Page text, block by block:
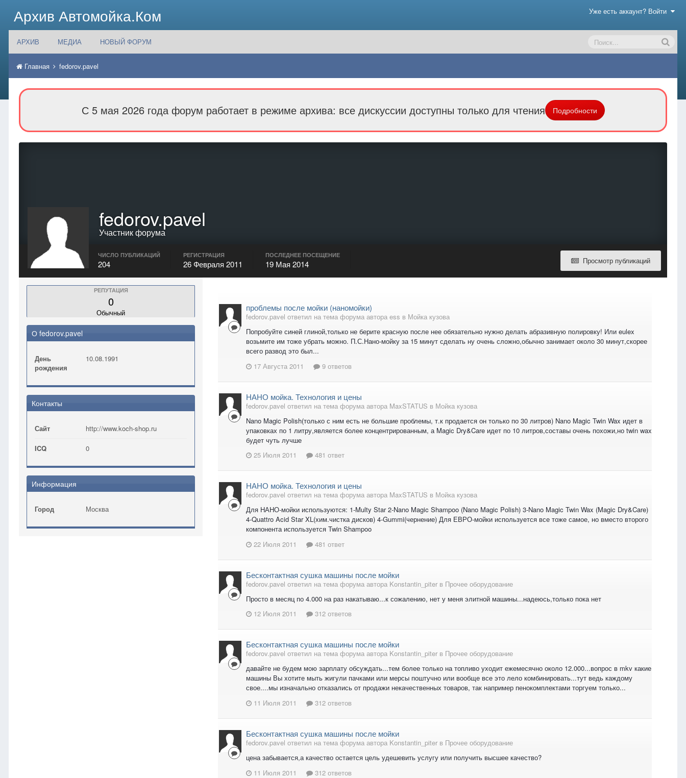
Архив Автомойка.Ком Уже есть аккаунт? Войти
АРХИВ МЕДИА НОВЫЙ ФОРУМ
Главная fedorov.pavel
С 5 мая 2026 года форум работает в режиме архива: все дискуссии доступны только для чтения Подробности
fedorov.pavel
Участник форума
Просмотр публикаций
ЧИСЛО ПУБЛИКАЦИЙ
204
РЕГИСТРАЦИЯ
26 Февраля 2011
ПОСЛЕДНЕЕ ПОСЕЩЕНИЕ
19 Мая 2014
РЕПУТАЦИЯ
0
Обычный
О fedorov.pavel
День
рождения
10.08.1991
Контакты
Сайт http://www.koch-shop.ru
ICQ 0
Информация
Город Москва
проблемы после мойки (наномойки)
fedorov.pavel ответил на тема форума автора ess в Мойка кузова
Попробуйте синей глиной,только не берите красную после нее обязательно нужно делать абразивную полировку! Или eulex
возьмите им тоже убрать можно. П.С.Нано-мойку за 15 минут сделать ну очень сложно,обычно занимает около 30 минут,скорее
всего развод это был...
17 Августа 2011
9 ответов
НАНО мойка. Технология и цены
fedorov.pavel ответил на тема форума автора MaxSTATUS в Мойка кузова
Nano Magic Polish(только с ним есть не большие проблемы, т.к продается он только по 30 литров) Nano Magic Twin Wax идет в
упаковках по 1 литру,является более концентрированным, а Magic Dry&Care идет по 10 литров,составы очень похожи,но twin wax
будет чуть лучше
25 Июля 2011
481 ответ
НАНО мойка. Технология и цены
fedorov.pavel ответил на тема форума автора MaxSTATUS в Мойка кузова
Для НАНО-мойки используются: 1-Multy Star 2-Nano Magic Shampoo (Nano Magic Polish) 3-Nano Magic Twin Wax (Magic Dry&Care)
4-Quattro Acid Star XL(хим.чистка дисков) 4-Gummi(чернение) Для ЕВРО-мойки используется все тоже самое, но вместо второго
компонента используется Twin Shampoo
22 Июля 2011
481 ответ
Бесконтактная сушка машины после мойки
fedorov.pavel ответил на тема форума автора Konstantin_piter в Прочее оборудование
Просто в месяц по 4.000 на раз накатываю...к сожалению, нет у меня элитной машины...надеюсь,только пока нет
12 Июля 2011
312 ответов
Бесконтактная сушка машины после мойки
fedorov.pavel ответил на тема форума автора Konstantin_piter в Прочее оборудование
давайте не будем мою зарплату обсуждать...тем более только на топливо уходит ежемесячно около 12.000...вопрос в mkv какие
машины Вы хотите мыть жигули пачками или мерсы поштучно или вообще все это лело комбинировать...тут ведь каждому
свое....мы изначально отказались от продажи некачественных товаров, так например пенокомплектами торгуем только...
11 Июля 2011
312 ответов
Бесконтактная сушка машины после мойки
fedorov.pavel ответил на тема форума автора Konstantin_piter в Прочее оборудование
цена забывается,а качество остается цель удешевить услугу или получить высшее качество?
11 Июля 2011
312 ответов